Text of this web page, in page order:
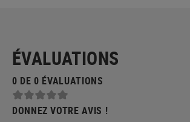
ÉVALUATIONS
0 DE 0 ÉVALUATIONS
DONNEZ VOTRE AVIS !